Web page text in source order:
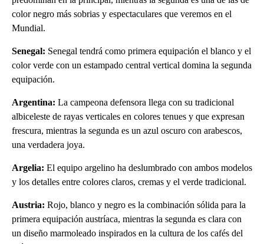
color negro más sobrias y espectaculares que veremos en el
Mundial.
Senegal: Senegal tendrá como primera equipación el blanco y el
color verde con un estampado central vertical domina la segunda
equipación.
Argentina: La campeona defensora llega con su tradicional
albiceleste de rayas verticales en colores tenues y que expresan
frescura, mientras la segunda es un azul oscuro con arabescos,
una verdadera joya.
Argelia: El equipo argelino ha deslumbrado con ambos modelos
y los detalles entre colores claros, cremas y el verde tradicional.
Austria: Rojo, blanco y negro es la combinación sólida para la
primera equipación austríaca, mientras la segunda es clara con
un diseño marmoleado inspirados en la cultura de los cafés del